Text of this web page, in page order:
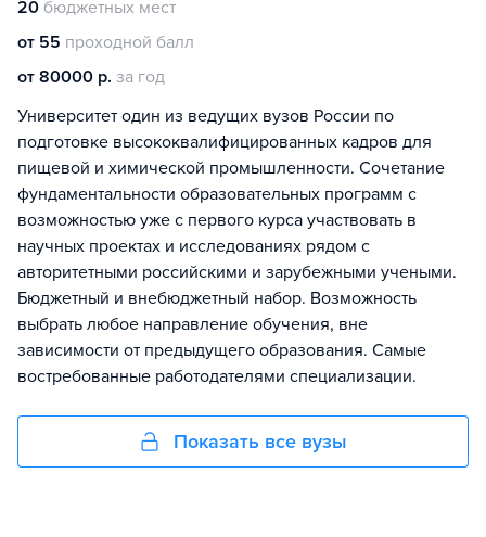
20 бюджетных мест
от 55 проходной балл
от 80000 р. за год
Университет один из ведущих вузов России по
подготовке высококвалифицированных кадров для
пищевой и химической промышленности. Сочетание
фундаментальности образовательных программ с
возможностью уже с первого курса участвовать в
научных проектах и исследованиях рядом с
авторитетными российскими и зарубежными учеными.
Бюджетный и внебюджетный набор. Возможность
выбрать любое направление обучения, вне
зависимости от предыдущего образования. Самые
востребованные работодателями специализации.
Показать все вузы